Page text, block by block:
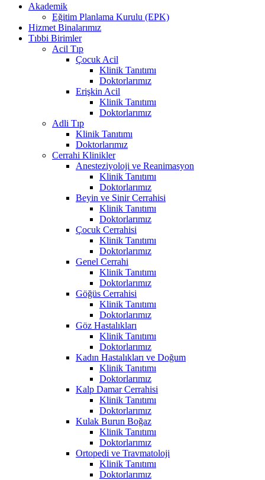
Akademik
Eğitim Planlama Kurulu (EPK)
Hizmet Binalarımız
Tıbbi Birimler
Acil Tıp
Çocuk Acil
Klinik Tanıtımı
Doktorlarımız
Erişkin Acil
Klinik Tanıtımı
Doktorlarımız
Adli Tıp
Klinik Tanıtımı
Doktorlarımız
Cerrahi Klinikler
Anesteziyoloji ve Reanimasyon
Klinik Tanıtımı
Doktorlarımız
Beyin ve Sinir Cerrahisi
Klinik Tanıtımı
Doktorlarımız
Çocuk Cerrahisi
Klinik Tanıtımı
Doktorlarımız
Genel Cerrahi
Klinik Tanıtımı
Doktorlarımız
Göğüs Cerrahisi
Klinik Tanıtımı
Doktorlarımız
Göz Hastalıkları
Klinik Tanıtımı
Doktorlarımız
Kadın Hastalıkları ve Doğum
Klinik Tanıtımı
Doktorlarımız
Kalp Damar Cerrahisi
Klinik Tanıtımı
Doktorlarımız
Kulak Burun Boğaz
Klinik Tanıtımı
Doktorlarımız
Ortopedi ve Travmatoloji
Klinik Tanıtımı
Doktorlarımız